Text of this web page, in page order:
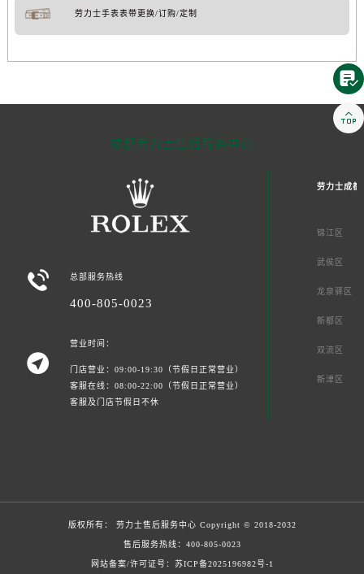
劳力士手表表带更换/订购/定制
成都劳力士售后服务中心
 总部服务热线
400-805-0023

营业时间：
门店营业：09:00-19:30（节假日正常营业）
客服在线：08:00-22:00（节假日正常营业）
客服及门店节假日不休
劳力士成都
锦江区
武侯区
龙泉驿区
新都区
双流区
新津区
版权所有： 劳力士售后服务中心 Copyright © 2018-2032
售后服务热线： 400-805-0023
网站备案/许可证号：苏ICP备2025196982号-1

